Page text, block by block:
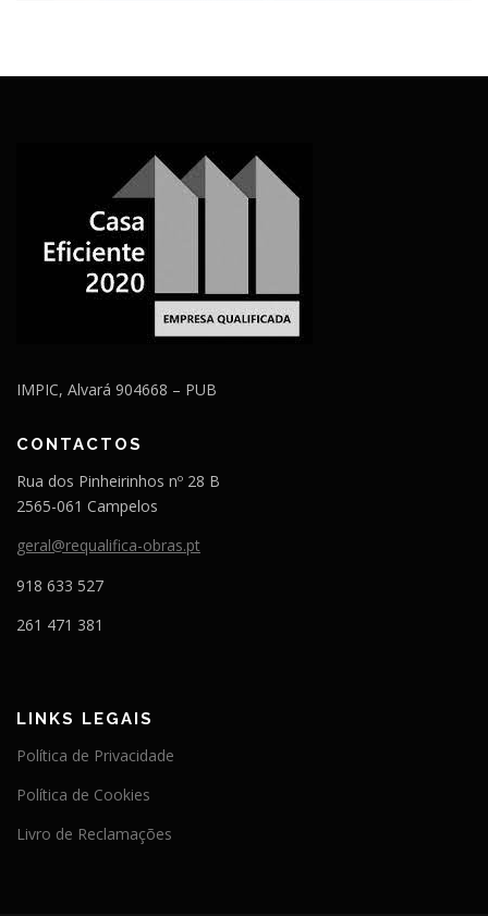
IMPIC, Alvará 904668 – PUB
CONTACTOS
Rua dos Pinheirinhos nº 28 B
2565-061 Campelos
geral@requalifica-obras.pt
918 633 527
261 471 381
LINKS LEGAIS
Política de Privacidade
Política de Cookies
Livro de Reclamações